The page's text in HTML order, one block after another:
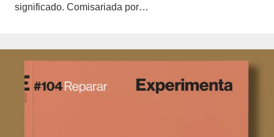
significado. Comisariada por…